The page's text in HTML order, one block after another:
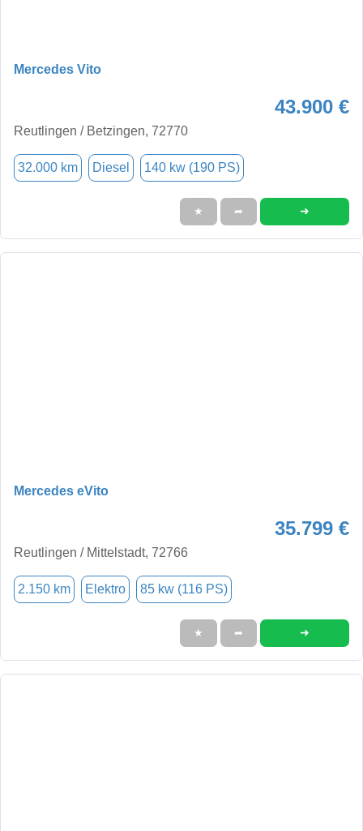
Mercedes Vito
43.900 €
Reutlingen / Betzingen, 72770
32.000 km Diesel 140 kw (190 PS)
★ ➦ ➜
Mercedes eVito
35.799 €
Reutlingen / Mittelstadt, 72766
2.150 km Elektro 85 kw (116 PS)
★ ➦ ➜